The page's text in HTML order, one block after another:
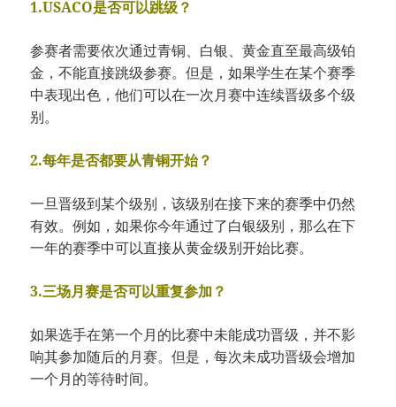
1.USACO是否可以跳级？
参赛者需要依次通过青铜、白银、黄金直至最高级铂
金，不能直接跳级参赛。但是，如果学生在某个赛季
中表现出色，他们可以在一次月赛中连续晋级多个级
别。
2.每年是否都要从青铜开始？
一旦晋级到某个级别，该级别在接下来的赛季中仍然
有效。例如，如果你今年通过了白银级别，那么在下
一年的赛季中可以直接从黄金级别开始比赛。
3.三场月赛是否可以重复参加？
如果选手在第一个月的比赛中未能成功晋级，并不影
响其参加随后的月赛。但是，每次未成功晋级会增加
一个月的等待时间。